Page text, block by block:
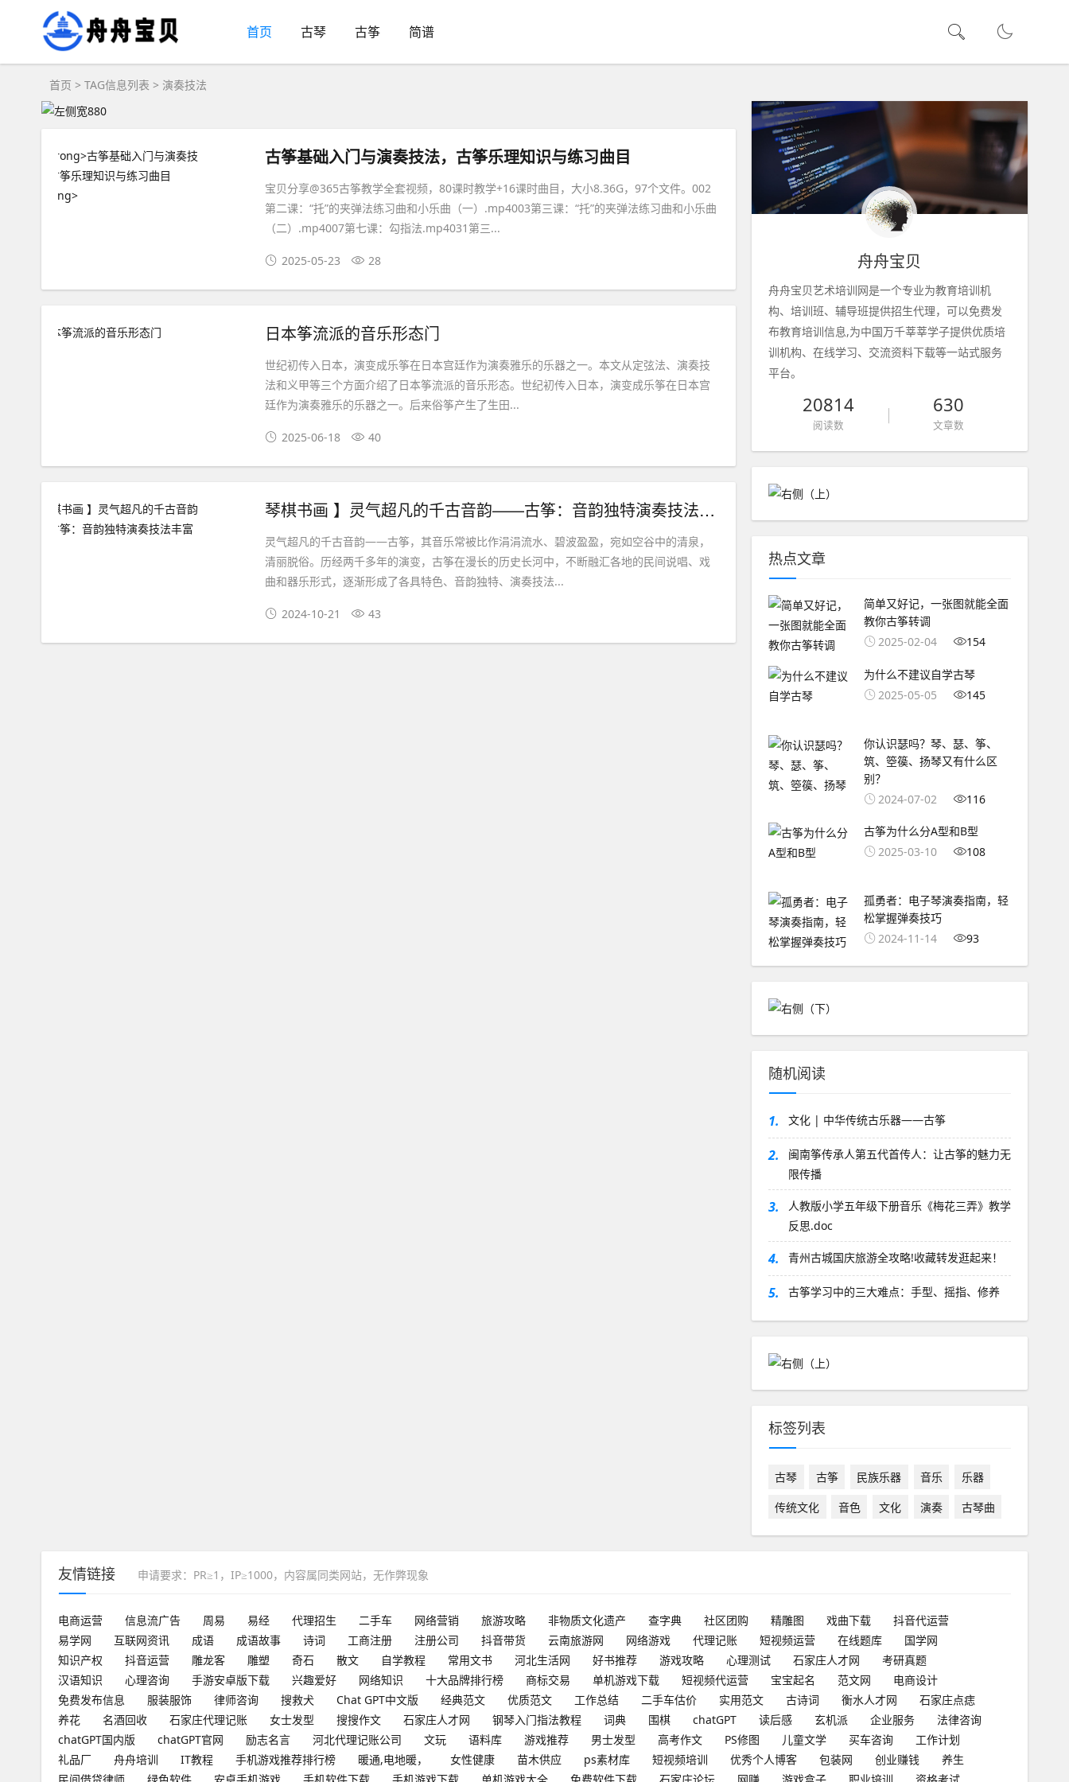
首页 古琴 古筝 简谱
首页 > TAG信息列表 > 演奏技法
古筝基础入门与演奏技法，古筝乐理知识与练习曲目
宝贝分享@365古筝教学全套视频，80课时教学+16课时曲目，大小8.36G，97个文件。002
第二课：“托”的夹弹法练习曲和小乐曲（一）.mp4003第三课：“托”的夹弹法练习曲和小乐曲
（二）.mp4007第七课：勾指法.mp4031第三...
2025-05-23 28
日本筝流派的音乐形态门
世纪初传入日本，演变成乐筝在日本宫廷作为演奏雅乐的乐器之一。本文从定弦法、演奏技
法和义甲等三个方面介绍了日本筝流派的音乐形态。世纪初传入日本，演变成乐筝在日本宫
廷作为演奏雅乐的乐器之一。后来俗筝产生了生田...
2025-06-18 40
琴棋书画 】灵气超凡的千古音韵——古筝：音韵独特演奏技法丰富
灵气超凡的千古音韵——古筝，其音乐常被比作涓涓流水、碧波盈盈，宛如空谷中的清泉，
清丽脱俗。历经两千多年的演变，古筝在漫长的历史长河中，不断融汇各地的民间说唱、戏
曲和器乐形式，逐渐形成了各具特色、音韵独特、演奏技法...
2024-10-21 43
舟舟宝贝
舟舟宝贝艺术培训网是一个专业为教育培训机
构、培训班、辅导班提供招生代理，可以免费发
布教育培训信息,为中国万千莘莘学子提供优质培
训机构、在线学习、交流资料下载等一站式服务
平台。
20814
阅读数
630
文章数
热点文章
简单又好记，一张图就能全面
教你古筝转调
2025-02-04
154
为什么不建议自学古琴
2025-05-05
145
你认识瑟吗？琴、瑟、筝、
筑、箜篌、扬琴又有什么区
别？
2024-07-02
116
古筝为什么分A型和B型
2025-03-10
108
孤勇者：电子琴演奏指南，轻
松掌握弹奏技巧
2024-11-14
93
随机阅读
1. 文化 | 中华传统古乐器——古筝
2.
闽南筝传承人第五代首传人：让古筝的魅力无
限传播
3.
人教版小学五年级下册音乐《梅花三弄》教学
反思.doc
4. 青州古城国庆旅游全攻略!收藏转发逛起来！
5. 古筝学习中的三大难点：手型、摇指、修养
标签列表
古琴 古筝 民族乐器 音乐
乐器
传统文化
音色 文化 演奏 古琴曲
友情链接 申请要求：PR≥1，IP≥1000，内容属同类网站，无作弊现象
电商运营 信息流广告 周易 易经 代理招生 二手车 网络营销 旅游攻略 非物质文化遗产 查字典 社区团购 精雕图 戏曲下载
抖音代运营
易学网
互联网资讯 成语 成语故事 诗词 工商注册 注册公司 抖音带货 云南旅游网 网络游戏 代理记账 短视频运营 在线题库
国学网
知识产权
抖音运营 雕龙客 雕塑 奇石 散文 自学教程 常用文书 河北生活网 好书推荐 游戏攻略 心理测试 石家庄人才网
考研真题
汉语知识
心理咨询 手游安卓版下载 兴趣爱好 网络知识 十大品牌排行榜 商标交易 单机游戏下载 短视频代运营 宝宝起名 范文网
电商设计
免费发布信息
服装服饰 律师咨询 搜救犬 Chat GPT中文版 经典范文 优质范文 工作总结 二手车估价 实用范文 古诗词 衡水人才网
石家庄点痣
养花
名酒回收 石家庄代理记账 女士发型 搜搜作文 石家庄人才网 钢琴入门指法教程 词典 围棋 chatGPT 读后感 玄机派 企业服务
法律咨询
chatGPT国内版
chatGPT官网 励志名言 河北代理记账公司 文玩 语料库 游戏推荐 男士发型 高考作文 PS修图 儿童文学 买车咨询
工作计划
礼品厂
舟舟培训 IT教程 手机游戏推荐排行榜 暖通,电地暖， 女性健康 苗木供应 ps素材库 短视频培训 优秀个人博客 包装网 创业赚钱
养生